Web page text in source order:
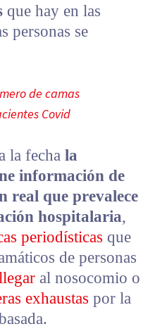
que hay en las
personas se
de camas
Covid
la fecha la
información de
real que prevalece
hospitalaria,
periodísticas que
de personas
al nosocomio o
exhaustas por la